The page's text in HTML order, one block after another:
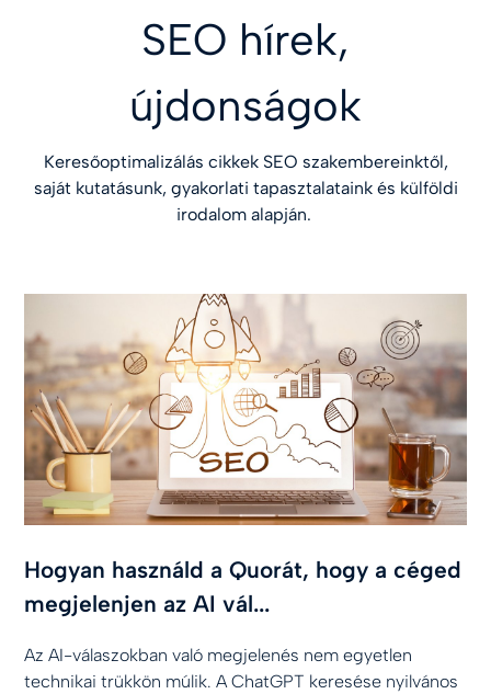
SEO hírek,
újdonságok
Keresőoptimalizálás cikkek SEO szakembereinktől,
saját kutatásunk, gyakorlati tapasztalataink és külföldi
irodalom alapján.
Hogyan használd a Quorát, hogy a céged
megjelenjen az AI vál...
Az AI-válaszokban való megjelenés nem egyetlen
technikai trükkön múlik. A ChatGPT keresése nyilvános